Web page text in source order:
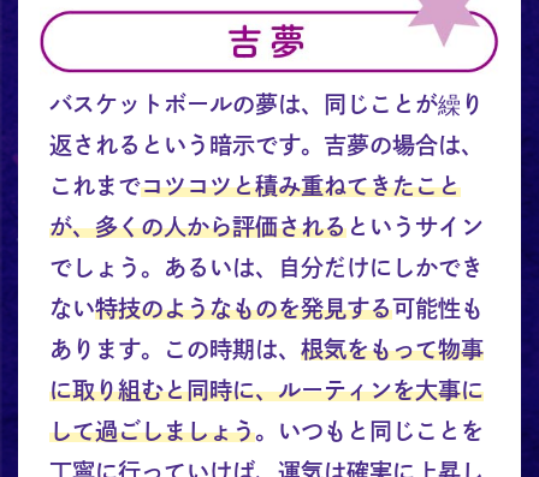
バスケットボールの夢は、同じことが繰り
返されるという暗示です。吉夢の場合は、
これまでコツコツと積み重ねてきたこと
が、多くの人から評価されるというサイン
でしょう。あるいは、自分だけにしかでき
ない特技のようなものを発見する可能性も
あります。この時期は、 根気をもって物事
に取り組むと同時に、ルーティンを大事に
して過ごしましょう。いつもと同じことを
丁寧に行っていけば、運気は確実に上昇し